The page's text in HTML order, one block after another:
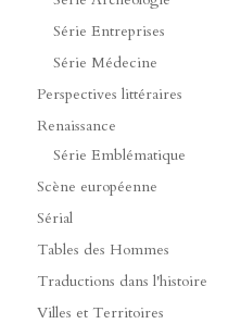
Série Entreprises
Série Médecine
Perspectives littéraires
Renaissance
Série Emblématique
Scène européenne
Sérial
Tables des Hommes
Traductions dans l'histoire
Villes et Territoires